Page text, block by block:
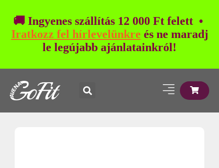
🚚 Ingyenes szállítás 12 000 Ft felett •
Iratkozz fel hírlevelünkre és ne maradj
le legújabb ajánlatainkról!